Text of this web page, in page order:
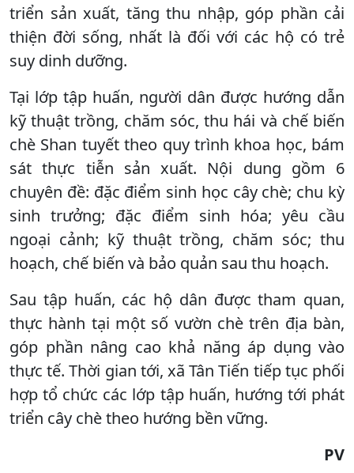
triển sản xuất, tăng thu nhập, góp phần cải
thiện đời sống, nhất là đối với các hộ có trẻ
suy dinh dưỡng.
Tại lớp tập huấn, người dân được hướng dẫn
kỹ thuật trồng, chăm sóc, thu hái và chế biến
chè Shan tuyết theo quy trình khoa học, bám
sát thực tiễn sản xuất. Nội dung gồm 6
chuyên đề: đặc điểm sinh học cây chè; chu kỳ
sinh trưởng; đặc điểm sinh hóa; yêu cầu
ngoại cảnh; kỹ thuật trồng, chăm sóc; thu
hoạch, chế biến và bảo quản sau thu hoạch.
Sau tập huấn, các hộ dân được tham quan,
thực hành tại một số vườn chè trên địa bàn,
góp phần nâng cao khả năng áp dụng vào
thực tế. Thời gian tới, xã Tân Tiến tiếp tục phối
hợp tổ chức các lớp tập huấn, hướng tới phát
triển cây chè theo hướng bền vững.
PV